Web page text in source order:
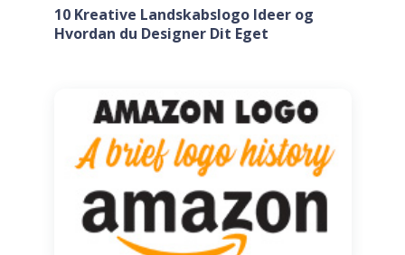
10 Kreative Landskabslogo Ideer og
Hvordan du Designer Dit Eget